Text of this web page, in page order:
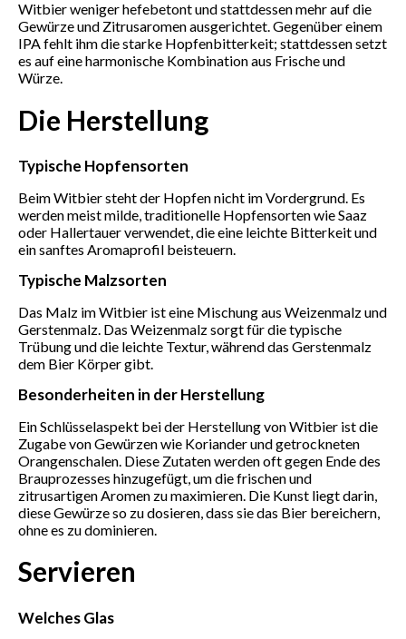
Witbier weniger hefebetont und stattdessen mehr auf die
Gewürze und Zitrusaromen ausgerichtet. Gegenüber einem
IPA fehlt ihm die starke Hopfenbitterkeit; stattdessen setzt
es auf eine harmonische Kombination aus Frische und
Würze.
Die Herstellung
Typische Hopfensorten
Beim Witbier steht der Hopfen nicht im Vordergrund. Es
werden meist milde, traditionelle Hopfensorten wie Saaz
oder Hallertauer verwendet, die eine leichte Bitterkeit und
ein sanftes Aromaprofil beisteuern.
Typische Malzsorten
Das Malz im Witbier ist eine Mischung aus Weizenmalz und
Gerstenmalz. Das Weizenmalz sorgt für die typische
Trübung und die leichte Textur, während das Gerstenmalz
dem Bier Körper gibt.
Besonderheiten in der Herstellung
Ein Schlüsselaspekt bei der Herstellung von Witbier ist die
Zugabe von Gewürzen wie Koriander und getrockneten
Orangenschalen. Diese Zutaten werden oft gegen Ende des
Brauprozesses hinzugefügt, um die frischen und
zitrusartigen Aromen zu maximieren. Die Kunst liegt darin,
diese Gewürze so zu dosieren, dass sie das Bier bereichern,
ohne es zu dominieren.
Servieren
Welches Glas